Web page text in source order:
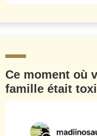
Ce moment où
famille était